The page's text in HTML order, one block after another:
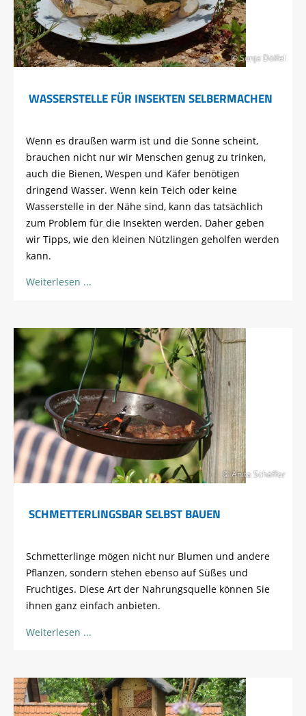
© Sonja Dölfel
WASSERSTELLE FÜR INSEKTEN SELBERMACHEN
Wenn es draußen warm ist und die Sonne scheint,
brauchen nicht nur wir Menschen genug zu trinken,
auch die Bienen, Wespen und Käfer benötigen
dringend Wasser. Wenn kein Teich oder keine
Wasserstelle in der Nähe sind, kann das tatsächlich
zum Problem für die Insekten werden. Daher geben
wir Tipps, wie den kleinen Nützlingen geholfen werden
kann.
Weiterlesen
© Anita Schäffer
SCHMETTERLINGSBAR SELBST BAUEN
Schmetterlinge mögen nicht nur Blumen und andere
Pflanzen, sondern stehen ebenso auf Süßes und
Fruchtiges. Diese Art der Nahrungsquelle können Sie
ihnen ganz einfach anbieten.
Weiterlesen